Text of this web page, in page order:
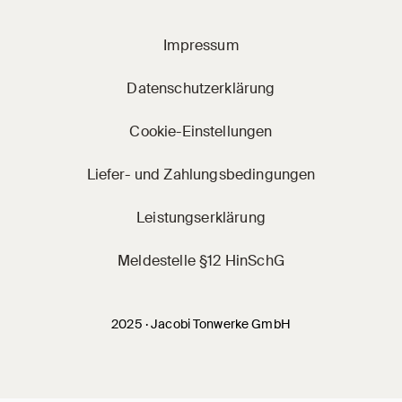
2025 · Jacobi Tonwerke GmbH
Impressum
Datenschutzerklärung
Cookie-Einstellungen
Liefer- und Zahlungsbedingungen
Leistungserklärung
Meldestelle §12 HinSchG